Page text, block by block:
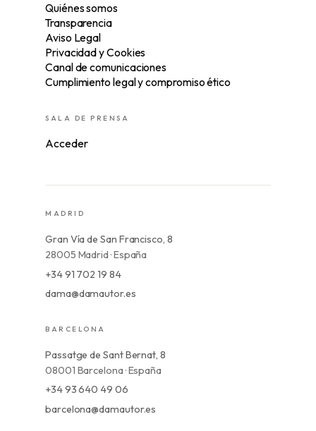
Quiénes somos
Transparencia
Aviso Legal
Privacidad y Cookies
Canal de comunicaciones
Cumplimiento legal y compromiso ético
SALA DE PRENSA
Acceder
MADRID
Gran Vía de San Francisco, 8
28005 Madrid · España
+34 91 702 19 84
dama@damautor.es
BARCELONA
Passatge de Sant Bernat, 8
08001 Barcelona · España
+34 93 640 49 06
barcelona@damautor.es